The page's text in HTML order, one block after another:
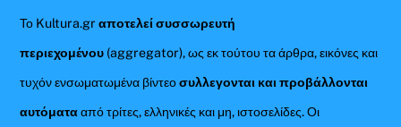
Το Kultura.grαποτελεί συσσωρευτή
περιεχομένου (aggregator), ως εκ τούτου τα άρθρα, εικόνες και
τυχόν ενσωματωμένα βίντεοσυλλεγονται και προβάλλονται
αυτόματααπό τρίτες, ελληνικές και μη, ιστοσελίδες. Οι